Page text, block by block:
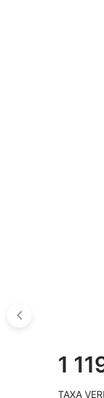
1
TAXA